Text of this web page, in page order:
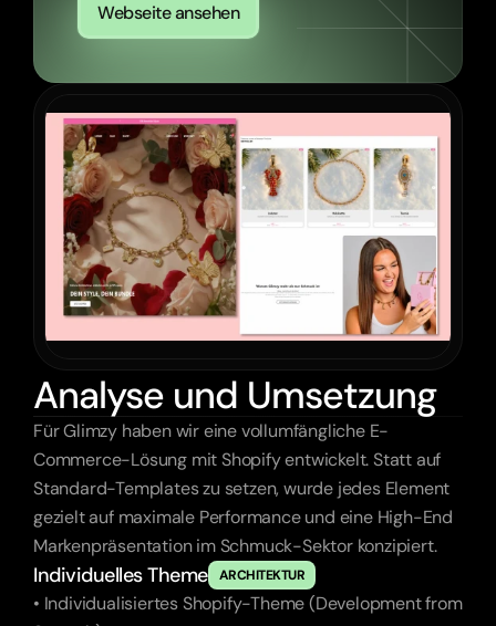
Webseite ansehen
Analyse und Umsetzung
Für Glimzy haben wir eine vollumfängliche E-
Commerce-Lösung mit Shopify entwickelt. Statt auf
Standard-Templates zu setzen, wurde jedes Element
gezielt auf maximale Performance und eine High-End
Markenpräsentation im Schmuck-Sektor konzipiert.
Individuelles Theme ARCHITEKTUR
• Individualisiertes Shopify-Theme (Development from